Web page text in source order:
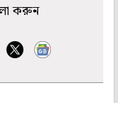
করুন